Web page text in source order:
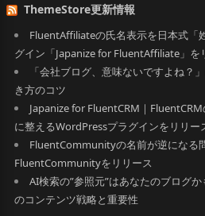
ThemeStore更新情報
FluentAffiliateの氏名表示を日本式「
グイン「Japanize for FluentAffiliate」を
「会社ブログ、意味ないですよね？
き方のコツ
Japanize for FluentCRM｜
に整えるWordPressプラグインをリリー
FluentCommunityの名前が逆になる
FluentCommunityをリリース
AI検索の”参照元”はあなたのブログ
のコンテンツ戦略と重要性